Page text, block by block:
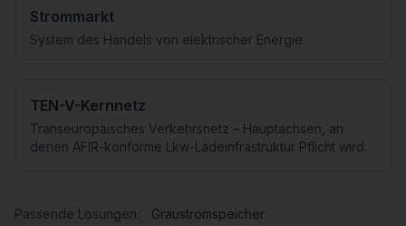
Strommarkt
System des Handels von elektrischer Energie.
TEN-V-Kernnetz
Transeuropäisches Verkehrsnetz – Hauptachsen, an
denen AFIR-konforme Lkw-Ladeinfrastruktur Pflicht wird.
Passende Lösungen:
Graustromspeicher